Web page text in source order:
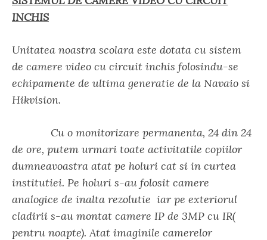
INCHIS
Unitatea noastra scolara este dotata cu sistem
de camere video cu circuit inchis folosindu-se
echipamente de ultima generatie de la Navaio si
Hikvision.
Cu o monitorizare permanenta, 24 din 24
de ore, putem urmari toate activitatile copiilor
dumneavoastra atat pe holuri cat si in curtea
institutiei. Pe holuri s-au folosit camere
analogice de inalta rezolutie iar pe exteriorul
cladirii s-au montat camere IP de 3MP cu IR(
pentru noapte). Atat imaginile camerelor